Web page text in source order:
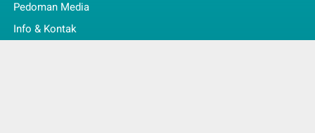
Pedoman Media
Info & Kontak